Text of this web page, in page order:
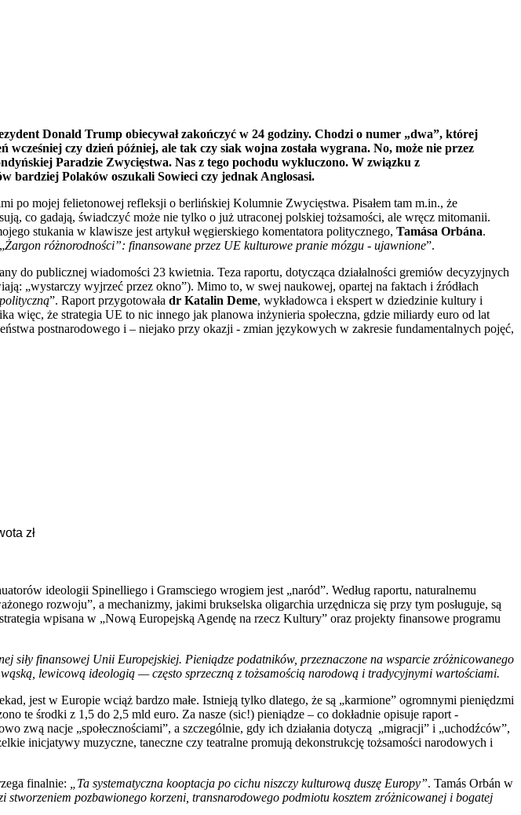
Donald Trump obiecywał zakończyć w 24 godziny. Chodzi o numer „dwa”, której
czy dzień później, ale tak czy siak wojna została wygrana. No, może nie przez
Paradzie Zwycięstwa. Nas z tego pochodu wykluczono. W związku z
bardziej Polaków oszukali Sowieci czy jednak Anglosasi.
po mojej felietonowej refleksji o berlińskiej Kolumnie Zwycięstwa. Pisałem tam m.in., że
co gadają, świadczyć może nie tylko o już utraconej polskiej tożsamości, ale wręcz mitomanii.
stukania w klawisze jest artykuł węgierskiego komentatora politycznego, Tamása Orbána.
Żargon różnorodności”: finansowane przez UE kulturowe pranie mózgu - ujawnione”.
do publicznej wiadomości 23 kwietnia. Teza raportu, dotycząca działalności gremiów decyzyjnych
„wystarczy wyjrzeć przez okno”). Mimo to, w swej naukowej, opartej na faktach i źródłach
”. Raport przygotowała dr Katalin Deme, wykładowca i ekspert w dziedzinie kultury i
że strategia UE to nic innego jak planowa inżynieria społeczna, gdzie miliardy euro od lat
postnarodowego i – niejako przy okazji - zmian językowych w zakresie fundamentalnych pojęć,
ideologii Spinelliego i Gramsciego wrogiem jest „naród”. Według raportu, naturalnemu
rozwoju”, a mechanizmy, jakimi brukselska oligarchia urzędnicza się przy tym posługuje, są
wpisana w „Nową Europejską Agendę na rzecz Kultury” oraz projekty finansowe programu
finansowej Unii Europejskiej. Pieniądze podatników, przeznaczone na wsparcie zróżnicowanego
lewicową ideologią — często sprzeczną z tożsamością narodową i tradycyjnymi wartościami.
jest w Europie wciąż bardzo małe. Istnieją tylko dlatego, że są „karmione” ogromnymi pieniędzmi
te środki z 1,5 do 2,5 mld euro. Za nasze (sic!) pieniądze – co dokładnie opisuje raport -
zwą nacje „społecznościami”, a szczególnie, gdy ich działania dotyczą „migracji” i „uchodźców”,
inicjatywy muzyczne, taneczne czy teatralne promują dekonstrukcję tożsamości narodowych i
finalnie:
„Ta systematyczna kooptacja po cichu niszczy kulturową duszę Europy”. Tamás Orbán w
pozbawionego korzeni, transnarodowego podmiotu kosztem zróżnicowanej i bogatej